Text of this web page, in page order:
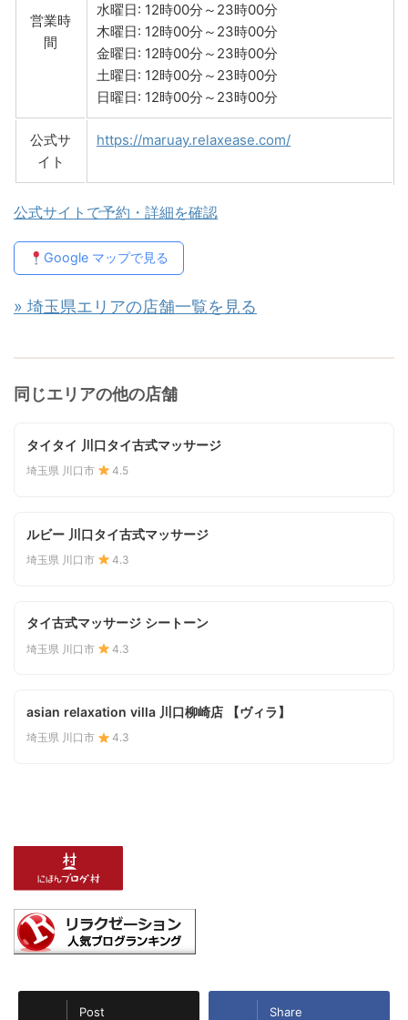
営業時
間
水曜日: 12時00分～23時00分
木曜日: 12時00分～23時00分
金曜日: 12時00分～23時00分
土曜日: 12時00分～23時00分
日曜日: 12時00分～23時00分
公式サ
イト
https://maruay.relaxease.com/
公式サイトで予約・詳細を確認
Google マップで見る
» 埼玉県エリアの店舗一覧を見る
同じエリアの他の店舗
タイタイ 川口タイ古式マッサージ
埼玉県 川口市 4.5
ルビー 川口タイ古式マッサージ
埼玉県 川口市 4.3
タイ古式マッサージ シートーン
埼玉県 川口市 4.3
asian relaxation villa 川口柳崎店 【ヴィラ】
埼玉県 川口市 4.3
Post Share